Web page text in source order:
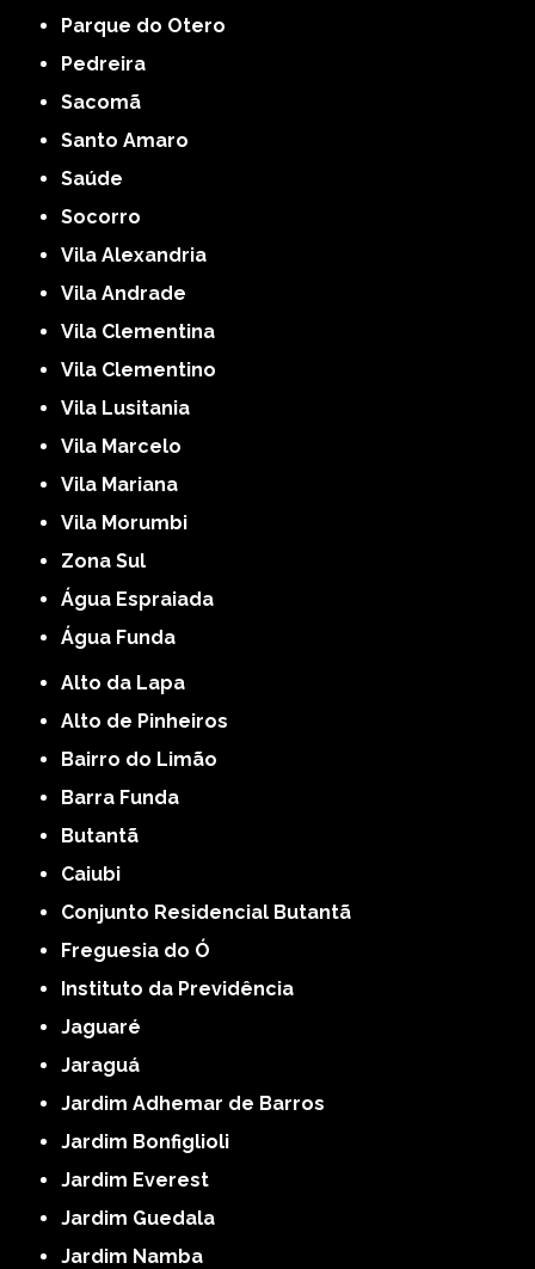
Parque do Otero
Pedreira
Sacomã
Santo Amaro
Saúde
Socorro
Vila Alexandria
Vila Andrade
Vila Clementina
Vila Clementino
Vila Lusitania
Vila Marcelo
Vila Mariana
Vila Morumbi
Zona Sul
Água Espraiada
Água Funda
Alto da Lapa
Alto de Pinheiros
Bairro do Limão
Barra Funda
Butantã
Caiubi
Conjunto Residencial Butantã
Freguesia do Ó
Instituto da Previdência
Jaguaré
Jaraguá
Jardim Adhemar de Barros
Jardim Bonfiglioli
Jardim Everest
Jardim Guedala
Jardim Namba